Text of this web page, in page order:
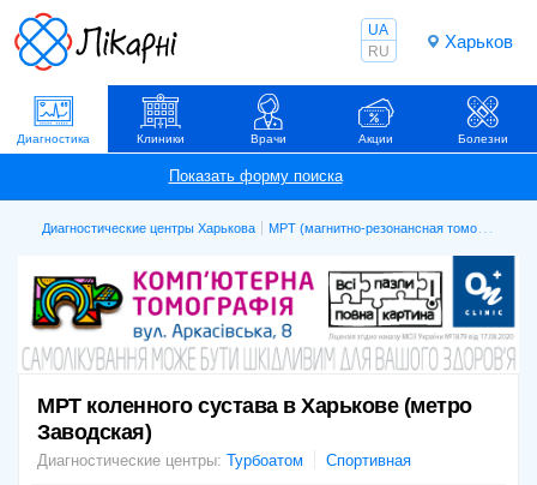
Харьков
UA
RU
Диагностика Клиники Врачи Акции Болезни
Диагностические центры Харькова МРТ (магнитно-резонансная томография)
МРТ коленного сустава в Харькове (метро
Заводская)
Диагностические центры: Турбоатом Спортивная